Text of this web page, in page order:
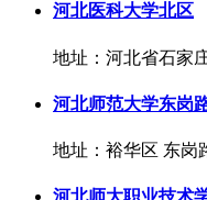
河北医科大学北区
地址：河北省石家
河北师范大学东岗
地址：裕华区 东岗